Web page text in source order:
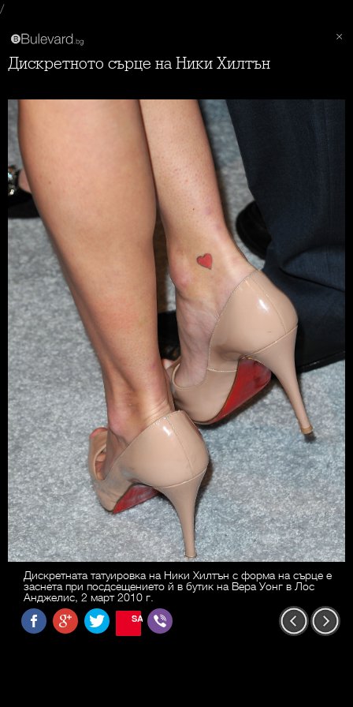
/
Дискретното сърце на Ники Хилтън
Дискретната татуировка на Ники Хилтън с форма на сърце е
заснета при посдсещението й в бутик на Вера Уонг в Лос
Анджелис, 2 март 2010 г.
SAVE